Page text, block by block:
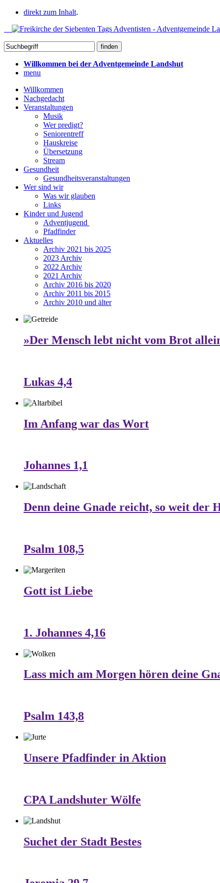
direkt zum Inhalt.
Willkommen bei der Adventgemeinde Landshut
menu
Willkommen
Nachgedacht
Veranstaltungen
Musik
Wer predigt?
Seniorentreff
Hauskreise
Übersetzung
Stream
Gesundheit
Gesundheitsveranstaltungen
Wer sind wir
Was wir glauben
Links
Kinder und Jugend
Adventjugend
Pfadfinder
Aktuelles
Archiv 2021 bis 2025
2023 Archiv
2022 Archiv
2021 Archiv
Archiv 2016 bis 2020
Archiv 2011 bis 2015
Archiv 2010 und älter
»Der Mensch lebt nicht vom Brot
Lukas 4,4
Im Anfang war das Wort
Johannes 1,1
Denn deine Gnade reicht, so weit der
Psalm 108,5
Gott ist Liebe
1. Johannes 4,16
Lass mich am Morgen hören deine
Psalm 143,8
Unsere Pfadfinder in Aktion
CPA Landshuter Wölfe
Suchet der Stadt Bestes